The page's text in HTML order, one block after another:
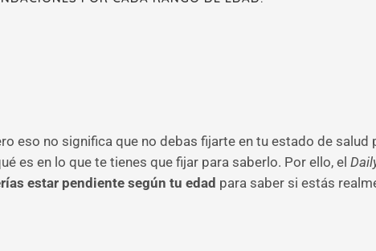
eso no significa que no debas fijarte en tu estado de salud
es en lo que te tienes que fijar para saberlo. Por ello, el
estar pendiente según tu edad para saber si estás